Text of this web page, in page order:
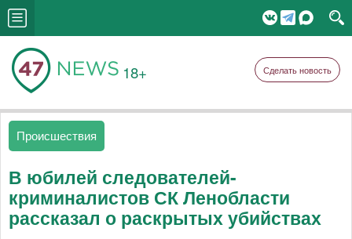
18+ Сделать новость
Происшествия
В юбилей следователей-
криминалистов СК Ленобласти
рассказал о раскрытых убийствах